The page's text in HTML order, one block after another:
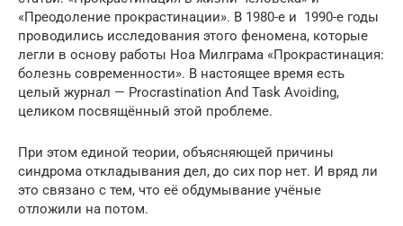
«Преодоление прокрастинации». В 1980-е и 1990-е годы
проводились исследования этого феномена, которые
легли в основу работы Ноа Милграма «Прокрастинация:
болезнь современности». В настоящее время есть
целый журнал — Procrastination And Task Avoiding,
целиком посвящённый этой проблеме.
При этом единой теории, объясняющей причины
синдрома откладывания дел, до сих пор нет. И вряд ли
это связано с тем, что её обдумывание учёные
отложили на потом.